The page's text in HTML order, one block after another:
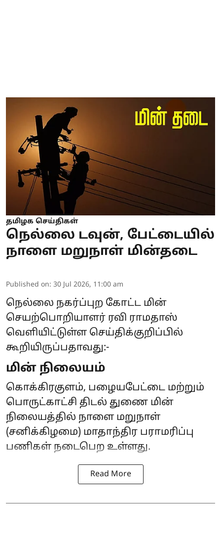
தமிழக செய்திகள்
நெல்லை டவுன், பேட்டையில்
நாளை மறுநாள் மின்தடை
Published on: 30 Jul 2026, 11:00 am
நெல்லை நகர்ப்புற கோட்ட மின்
செயற்பொறியாளர் ரவி ராமதாஸ்
வெளியிட்டுள்ள செய்திக்குறிப்பில்
கூறியிருப்பதாவது:-
மின் நிலையம்
கொக்கிரகுளம், பழையபேட்டை மற்றும்
பொருட்காட்சி திடல் துணை மின்
நிலையத்தில் நாளை மறுநாள்
(சனிக்கிழமை) மாதாந்திர பராமரிப்பு
பணிகள் நடைபெற உள்ளது.
Read More